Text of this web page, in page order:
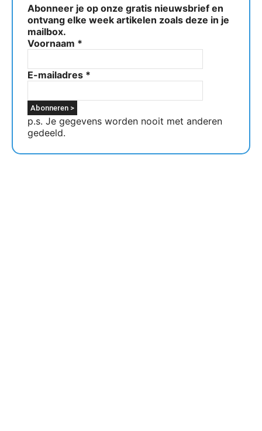
Abonneer je op onze gratis nieuwsbrief en
ontvang elke week artikelen zoals deze in je
mailbox.
Voornaam *
E-mailadres *
p.s. Je gegevens worden nooit met anderen
gedeeld.